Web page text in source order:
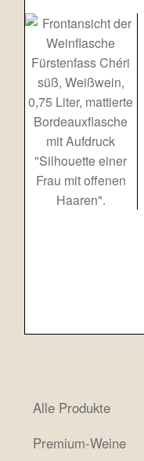
Alle Pro­duk­te
Pre­mi­um-Wei­ne